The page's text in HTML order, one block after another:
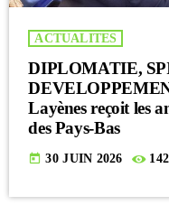
ACTUALITES
DIPLOMATIE,
Layènes reçoit les
des Pays-Bas
today 30 JUIN 2026 142